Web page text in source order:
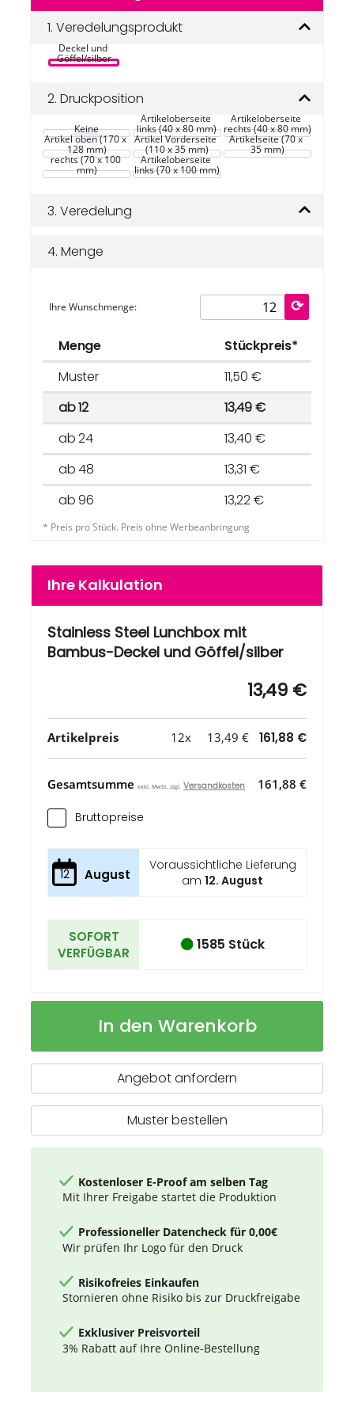
Bildgalerie
1. Veredelungsprodukt
Lunchbox mit
Deckel und
Göffel/silber
2. Druckposition
Keine
Artikeloberseite
links (40 x 80 mm)
Artikeloberseite
rechts (40 x 80 mm)
Artikel oben (170 x
128 mm)
Artikel Vorderseite
(110 x 35 mm)
Artikelseite (70 x
35 mm)
Artikeloberseite
rechts (70 x 100
mm)
Artikeloberseite
links (70 x 100 mm)
3. Veredelung
4. Menge
Ihre Wunschmenge:
Menge
Stückpreis*
Muster
11,50 €
ab 12
13,49 €
ab 24
13,40 €
ab 48
13,31 €
ab 96
13,22 €
* Preis pro Stück. Preis ohne Werbeanbringung
Ihre Kalkulation
Stainless Steel Lunchbox mit
Bambus-Deckel und Göffel/silber
13,49 €
Artikelpreis 12x 13,49 € 161,88 €
Gesamtsumme exkl. MwSt. zzgl. Versandkosten 161,88 €
Bruttopreise
12 August
Voraussichtliche Lieferung
am12. August
SOFORT
VERFÜGBAR
1585 Stück
Stainless
mit
und
Auf
In den Warenkorb
Angebot anfordern
Muster bestellen
Kostenloser E-Proof am selben Tag
Mit Ihrer Freigabe startet die Produktion
Professioneller Datencheck für 0,00€
Wir prüfen Ihr Logo für den Druck
Risikofreies Einkaufen
Stornieren ohne Risiko bis zur Druckfreigabe
Exklusiver Preisvorteil
3% Rabatt auf Ihre Online-Bestellung